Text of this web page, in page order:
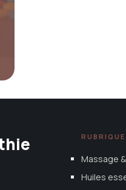
Massage
Huiles